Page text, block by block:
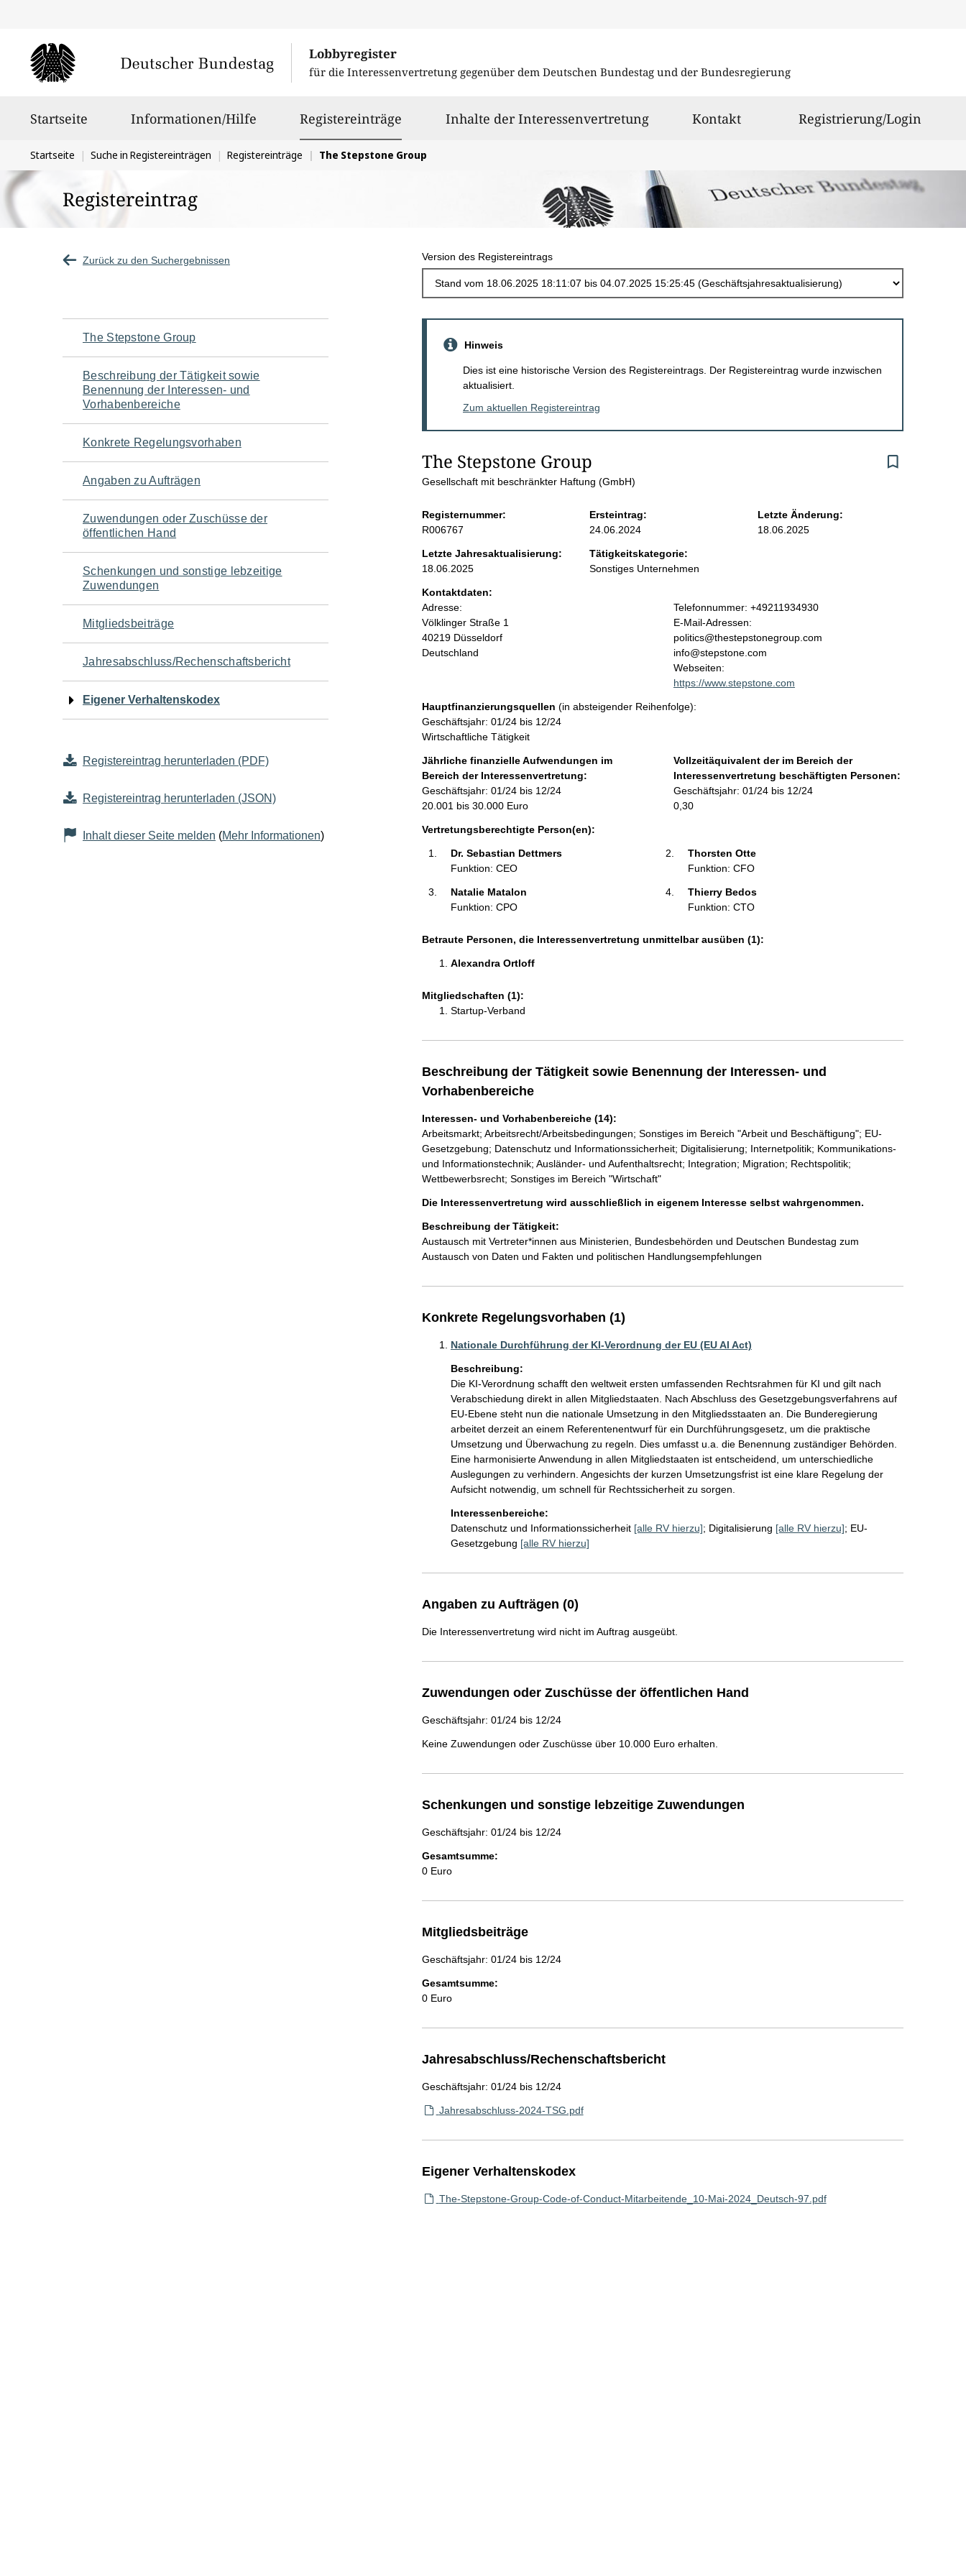
Lobbyregister
für die Interessenvertretung gegenüber dem Deutschen Bundestag und der Bundesregierung
Startseite Informationen/Hilfe Registereinträge ausgewähltInhalte der Interessenvertretung Kontakt Registrierung/Login
Sie
befinden
sich
hier:
Startseite Suche in Registereinträgen Registereinträge The Stepstone Group
Registereintrag
Zurück zu den Suchergebnissen Version des Registereintrags
Navigation
für
den
Seiteninhalt
The Stepstone Group
Beschreibung der Tätigkeit sowie
Benennung der Interessen- und
Vorhabenbereiche
Konkrete Regelungsvorhaben
Angaben zu Aufträgen
Zuwendungen oder Zuschüsse der
öffentlichen Hand
Schenkungen und sonstige lebzeitige
Zuwendungen
Mitgliedsbeiträge
Jahresabschluss/Rechenschaftsbericht
Eigener Verhaltenskodex
Registereintrag herunterladen (PDF)
Registereintrag herunterladen (JSON)
Inhalt dieser Seite melden (Mehr Informationen)
e
n
i
n
h
a
l
t
Hinweis
Dies ist eine historische Version des Registereintrags. Der Registereintrag wurde inzwischen
aktualisiert.
Zum aktuellen Registereintrag
The Stepstone Group
Gesellschaft mit beschränkter Haftung (GmbH)
Registernummer:
R006767
Ersteintrag:
24.06.2024
Letzte Änderung:
18.06.2025
Letzte Jahresaktualisierung:
18.06.2025
Tätigkeitskategorie:
Sonstiges Unternehmen
Kontaktdaten:
Adresse:
Völklinger Straße 1
40219 Düsseldorf
Deutschland
K
o
n
t
a
k
i
o
r
m
a
n
Telefonnummer: +49211934930
E-Mail-Adressen:
politics@thestepstonegroup.com
info@stepstone.com
Webseiten:
https://www.stepstone.com
Hauptfinanzierungsquellen (in absteigender Reihenfolge):
Geschäftsjahr: 01/24 bis 12/24
Wirtschaftliche Tätigkeit
Jährliche finanzielle Aufwendungen im
Bereich der Interessenvertretung:
Geschäftsjahr: 01/24 bis 12/24
20.001 bis 30.000 Euro
Vollzeitäquivalent der im Bereich der
Interessenvertretung beschäftigten Personen:
Geschäftsjahr: 01/24 bis 12/24
0,30
Vertretungsberechtigte Person(en):
Dr. Sebastian Dettmers
Funktion: CEO
Thorsten Otte
Funktion: CFO
Natalie Matalon
Funktion: CPO
Thierry Bedos
Funktion: CTO
Betraute Personen, die Interessenvertretung unmittelbar ausüben (1):
Alexandra Ortloff
Mitgliedschaften (1):
Startup-Verband
Beschreibung der Tätigkeit sowie Benennung der Interessen- und
Vorhabenbereiche
Interessen- und Vorhabenbereiche (14):
Arbeitsmarkt; Arbeitsrecht/Arbeitsbedingungen; Sonstiges im Bereich "Arbeit und Beschäftigung"; EU-
Gesetzgebung; Datenschutz und Informationssicherheit; Digitalisierung; Internetpolitik; Kommunikations-
und Informationstechnik; Ausländer- und Aufenthaltsrecht; Integration; Migration; Rechtspolitik;
Wettbewerbsrecht; Sonstiges im Bereich "Wirtschaft"
Die Interessenvertretung wird ausschließlich in eigenem Interesse selbst wahrgenommen.
Beschreibung der Tätigkeit:
Austausch mit Vertreter*innen aus Ministerien, Bundesbehörden und Deutschen Bundestag zum
Austausch von Daten und Fakten und politischen Handlungsempfehlungen
Konkrete Regelungsvorhaben (1)
Nationale Durchführung der KI-Verordnung der EU (EU AI Act)
Beschreibung:
Die KI-Verordnung schafft den weltweit ersten umfassenden Rechtsrahmen für KI und gilt nach
Verabschiedung direkt in allen Mitgliedstaaten. Nach Abschluss des Gesetzgebungsverfahrens auf
EU-Ebene steht nun die nationale Umsetzung in den Mitgliedsstaaten an. Die Bunderegierung
arbeitet derzeit an einem Referentenentwurf für ein Durchführungsgesetz, um die praktische
Umsetzung und Überwachung zu regeln. Dies umfasst u.a. die Benennung zuständiger Behörden.
Eine harmonisierte Anwendung in allen Mitgliedstaaten ist entscheidend, um unterschiedliche
Auslegungen zu verhindern. Angesichts der kurzen Umsetzungsfrist ist eine klare Regelung der
Aufsicht notwendig, um schnell für Rechtssicherheit zu sorgen.
Interessenbereiche:
Datenschutz und Informationssicherheit [alle RV hierzu]; Digitalisierung [alle RV hierzu]; EU-
Gesetzgebung [alle RV hierzu]
Angaben zu Aufträgen (0)
Die Interessenvertretung wird nicht im Auftrag ausgeübt.
Zuwendungen oder Zuschüsse der öffentlichen Hand
Geschäftsjahr: 01/24 bis 12/24
Keine Zuwendungen oder Zuschüsse über 10.000 Euro erhalten.
Schenkungen und sonstige lebzeitige Zuwendungen
Geschäftsjahr: 01/24 bis 12/24
Gesamtsumme:
0 Euro
Mitgliedsbeiträge
Geschäftsjahr: 01/24 bis 12/24
Gesamtsumme:
0 Euro
Jahresabschluss/Rechenschaftsbericht
Geschäftsjahr: 01/24 bis 12/24
Jahresabschluss-2024-TSG.pdf
Eigener Verhaltenskodex
The-Stepstone-Group-Code-of-Conduct-Mitarbeitende_10-Mai-2024_Deutsch-97.pdf